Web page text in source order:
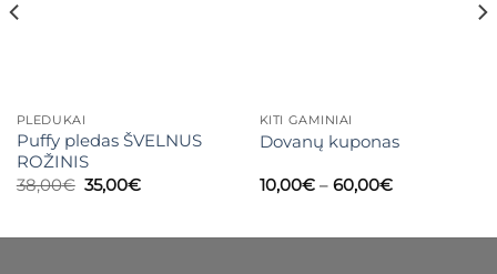
PLEDUKAI
Puffy pledas ŠVELNUS
ROŽINIS
38,00€ Original
price
35,00€Current
KITI GAMINIAI
Dovanų kuponas
10,00€ – 60,00€Price